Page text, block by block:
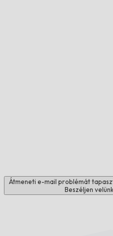
Átmeneti e-mail problémát
Beszéljen